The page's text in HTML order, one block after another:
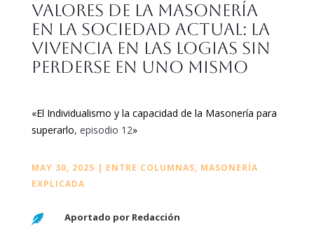
Valores de la masonería
en la sociedad actual: La
vivencia en las logias sin
perderse en uno mismo
«El Individualismo y la capacidad de la Masonería para
superarlo, episodio 12»
MAY 30, 2025 | ENTRE COLUMNAS, MASONERÍA
EXPLICADA
 Aportado por Redacción